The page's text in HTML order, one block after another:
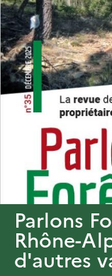
Parlons
Rhône-
d'autres